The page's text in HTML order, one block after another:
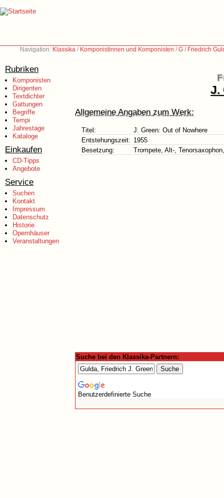
Navigation: Klassika / Komponistinnen und Komponisten /G / Friedrich
Rubriken
Komponisten
Dirigenten
Textdichter
Gattungen
Begriffe
Tempi
Jahrestage
Kataloge
Einkaufen
CD-Tipps
Angebote
Service
Suchen
Kontakt
Impressum
Datenschutz
Historie
Opernhäuser
Veranstaltungen
J.
Allgemeine Angaben zum Werk:
Titel:
J. Green: Out of Nowhere
Entstehungszeit: 1955
Besetzung:
Trompete, Alt-,
Suche bei den Klassika-Partnern:
Benutzerdefinierte Suche